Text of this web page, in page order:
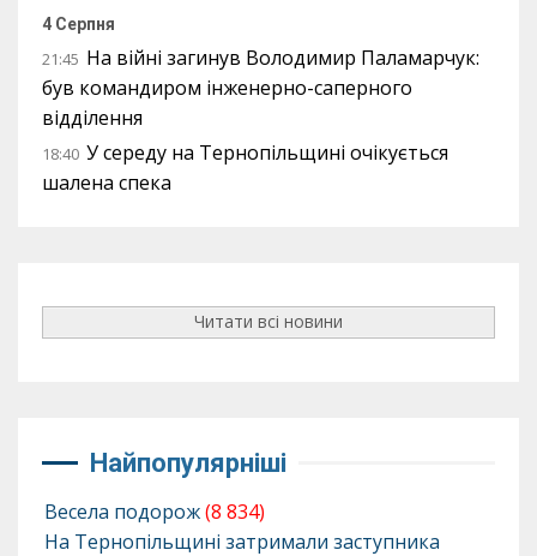
4 Серпня
21:45 На війні загинув Володимир Паламарчук:
був командиром інженерно-саперного
відділення
18:40 У середу на Тернопільщині очікується
шалена спека
Читати всі новини
Найпопулярніші
Весела подорож(8 834)
На Тернопільщині затримали заступника